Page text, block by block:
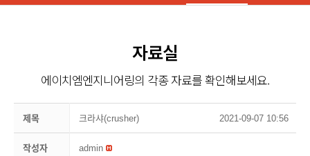
자료실
에이치엠엔지니어링의 각종 자료를 확인해보세요.
제목 크라샤(crusher) 2021-09-07 10:56
작성자 admin